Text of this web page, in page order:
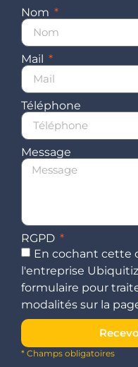
Nom
Mail
Téléphone
Message
RGPD
En cochant cette
l'entreprise
formulaire pour
modalités sur la
* Champs obligatoires